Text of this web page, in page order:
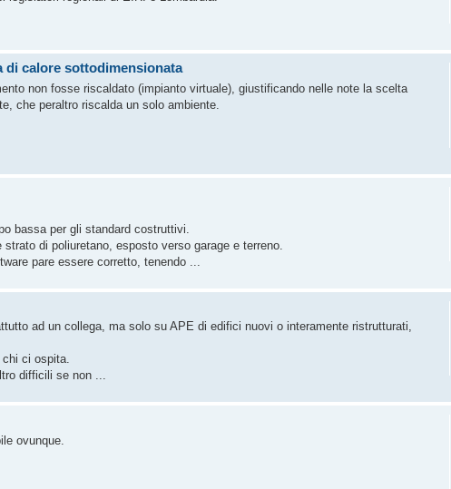
di calore sottodimensionata
non fosse riscaldato (impianto virtuale), giustificando nelle note la scelta
che peraltro riscalda un solo ambiente.
bassa per gli standard costruttivi.
di poliuretano, esposto verso garage e terreno.
pare essere corretto, tenendo ...
ad un collega, ma solo su APE di edifici nuovi o interamente ristrutturati,
chi ci ospita.
difficili se non ...
ovunque.